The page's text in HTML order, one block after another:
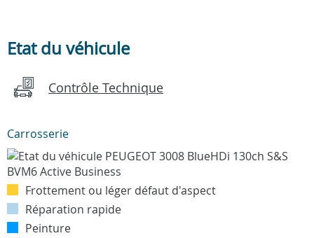
Etat du véhicule
Contrôle Technique
Carrosserie
Frottement ou léger défaut d'aspect
Réparation rapide
Peinture